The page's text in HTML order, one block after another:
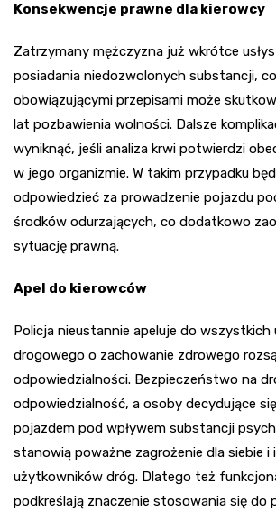
Konsekwencje prawne dla kierowcy
Zatrzymany mężczyzna już wkrótce
posiadania niedozwolonych substancji,
obowiązującymi przepisami może
lat pozbawienia wolności. Dalsze
wyniknąć, jeśli analiza krwi potwierdzi
w jego organizmie. W takim przypadku
odpowiedzieć za prowadzenie pojazdu
środków odurzających, co dodatkowo
sytuację prawną.
Apel do kierowców
Policja nieustannie apeluje do
drogowego o zachowanie zdrowego
odpowiedzialności. Bezpieczeństwo na
odpowiedzialność, a osoby decydujące
pojazdem pod wpływem substancji
stanowią poważne zagrożenie dla siebie i
użytkowników dróg. Dlatego też
podkreślają znaczenie stosowania się do